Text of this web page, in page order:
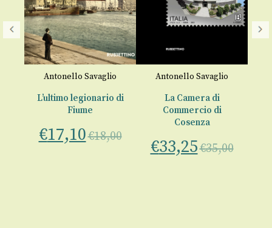
Antonello Savaglio
L’ultimo legionario di
Fiume
€17,10€18,00
Antonello Savaglio
La Camera di
Commercio di
Cosenza
€33,25€35,00